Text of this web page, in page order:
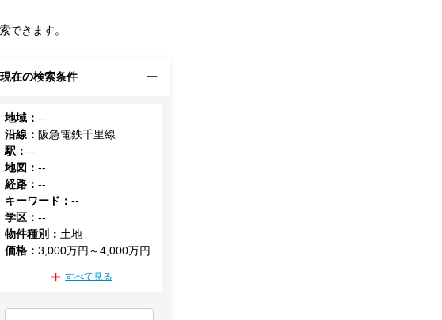
できます。
現在の検索条件
地域 ：--
沿線 ： 阪急電鉄千里線
駅 ：--
地図 ：--
経路 ：--
キーワード ：--
学区 ：--
物件種別 ： 土地
価格 ：3,000万円～4,000万円
すべて見る